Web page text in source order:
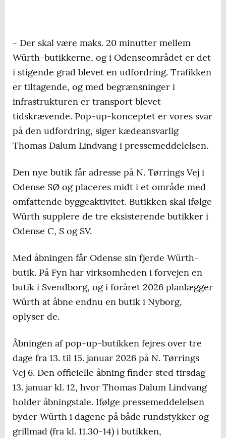
- Der skal være maks. 20 minutter mellem
Würth-butikkerne, og i Odenseområdet er det
i stigende grad blevet en udfordring. Trafikken
er tiltagende, og med begrænsninger i
infrastrukturen er transport blevet
tidskrævende. Pop-up-konceptet er vores svar
på den udfordring, siger kædeansvarlig
Thomas Dalum Lindvang i pressemeddelelsen.
Den nye butik får adresse på N. Tørrings Vej i
Odense SØ og placeres midt i et område med
omfattende byggeaktivitet. Butikken skal ifølge
Würth supplere de tre eksisterende butikker i
Odense C, S og SV.
Med åbningen får Odense sin fjerde Würth-
butik. På Fyn har virksomheden i forvejen en
butik i Svendborg, og i foråret 2026 planlægger
Würth at åbne endnu en butik i Nyborg,
oplyser de.
Åbningen af pop-up-butikken fejres over tre
dage fra 13. til 15. januar 2026 på N. Tørrings
Vej 6. Den officielle åbning finder sted tirsdag
13. januar kl. 12, hvor Thomas Dalum Lindvang
holder åbningstale. Ifølge pressemeddelelsen
byder Würth i dagene på både rundstykker og
grillmad (fra kl. 11.30-14) i butikken,